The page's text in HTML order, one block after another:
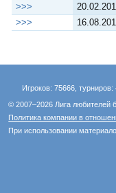
>>>
>>>
Игроков: 75666,
© 2007–2026 Лига любителей
Политика компании в
При использовании